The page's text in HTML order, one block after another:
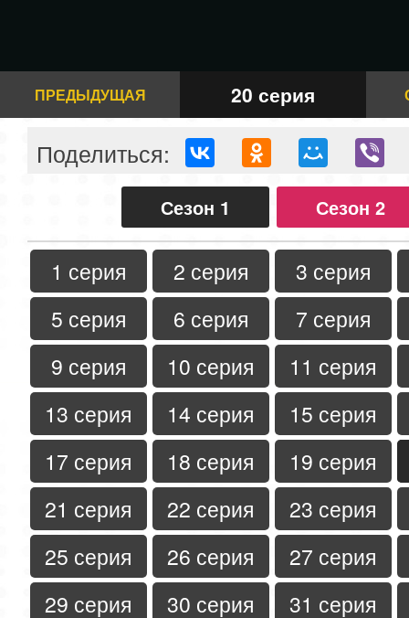
ПРЕДЫДУЩАЯ 20 серия
Поделиться:
Сезон 1 Сезон 2
1 серия 2 серия
3 серия
5 серия
6 серия
7 серия
9 серия
10 серия
11 серия
13 серия
14 серия
15 серия
17 серия
18 серия
19 серия
21 серия
22 серия
23 серия
25 серия
26 серия
27 серия
29 серия
30 серия
31 серия